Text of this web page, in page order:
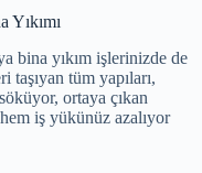
bina yıkım işlerinizde de
tüm yapıları,
ortaya çıkan
iş yükünüz azalıyor